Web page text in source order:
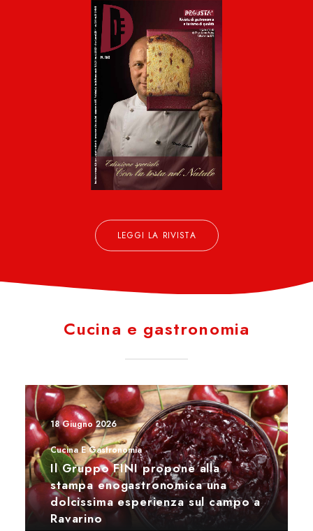
LEGGI LA RIVISTA
Cucina e gastronomia
18 Giugno 2026
Cucina E Gastronomia
Il Gruppo FINI propone alla
stampa enogastronomica una
dolcissima esperienza sul campo a
Ravarino